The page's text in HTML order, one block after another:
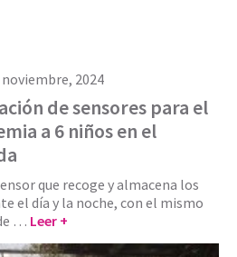
noviembre, 2024
de sensores para el
a 6 niños en el
que recoge y almacena los
el día y la noche, con el mismo
… Leer +